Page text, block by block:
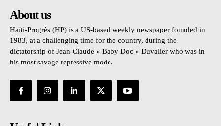
About us
Haïti-Progrès (HP) is a US-based weekly newspaper founded in
1983, at a challenging time for the country, during the
dictatorship of Jean-Claude « Baby Doc » Duvalier who was in
his most savage repressive mode.